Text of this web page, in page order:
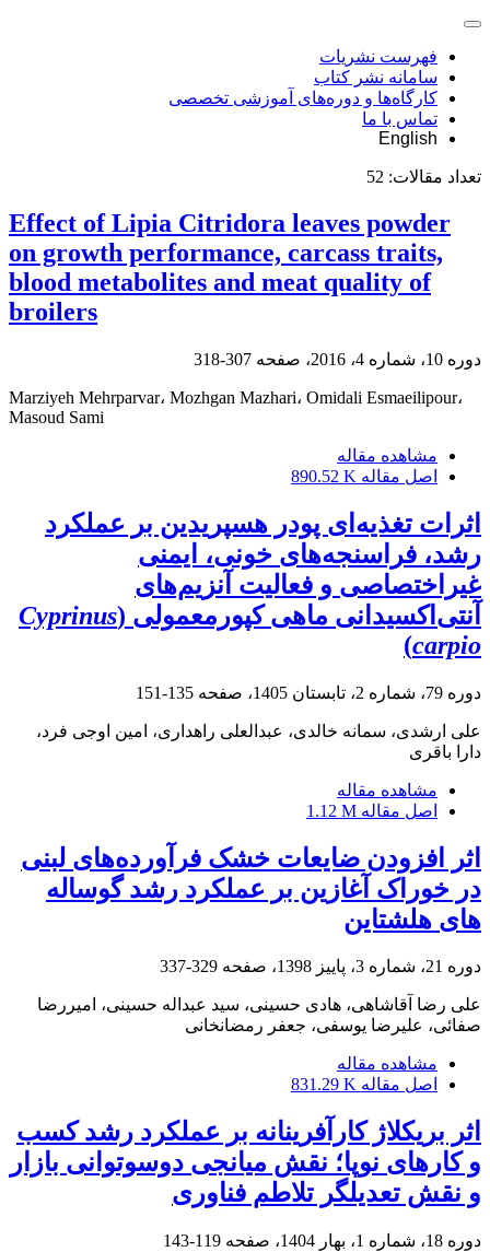
فهرست نشریات
سامانه نشر کتاب
کارگاه‌ها و دوره‌های آموزشی تخصصی
تماس با ما
English
تعداد مقالات: 52
Effect of Lipia Citridora leaves powder
on growth performance, carcass traits,
blood metabolites and meat quality of
broilers
دوره 10، شماره 4، 2016، صفحه 307-318
Marziyeh Mehrparvar، Mozhgan Mazhari، Omidali Esmaeilipour،
Masoud Sami
مشاهده مقاله
اصل مقاله 890.52 K
اثرات تغذیه‌ای پودر هسپریدین بر عملکرد
رشد، فراسنجه‌های خونی، ایمنی
غیراختصاصی و فعالیت آنزیم‌های
آنتی‌اکسیدانی ماهی کپور‌معمولی (Cyprinus
carpio
)
دوره 79، شماره 2، تابستان 1405، صفحه 135-151
علی ارشدی، سمانه خالدی، عبدالعلی راهداری، امین اوجی فرد،
دارا باقری
مشاهده مقاله
اصل مقاله 1.12 M
اثر افزودن ضایعات خشک فرآورده‌های لبنی
در خوراک آغازین بر عملکرد رشد گوساله
های هلشتاین
دوره 21، شماره 3، پاییز 1398، صفحه 329-337
علی رضا آقاشاهی، هادی حسینی، سید عبداله حسینی، امیررضا
صفائی، علیرضا یوسفی، جعفر رمضانخانی
مشاهده مقاله
اصل مقاله 831.29 K
اثر بریکلاژ کارآفرینانه بر عملکرد رشد کسب
و کارهای نوپا؛ نقش میانجی دوسوتوانی بازار
و نقش تعدیلگر تلاطم فناوری
دوره 18، شماره 1، بهار 1404، صفحه 119-143